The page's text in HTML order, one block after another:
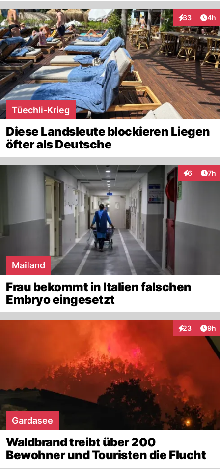
33
Interaktionen
4h
Tüechli-Krieg
Diese Landsleute blockieren Liegen
öfter als Deutsche
6 7h
Mailand
Frau bekommt in Italien falschen
Embryo eingesetzt
23
Interaktionen
9h
Gardasee
Waldbrand treibt über 200
Bewohner und Touristen die Flucht